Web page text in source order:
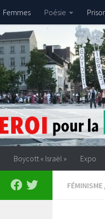
Femmes Poésie
Boycott « Israël » Expo
FÉMINISME